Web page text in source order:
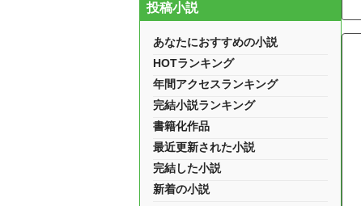
投稿小説
あなたにおすすめの小説
HOTランキング
年間アクセスランキング
完結小説ランキング
書籍化作品
最近更新された小説
完結した小説
新着の小説